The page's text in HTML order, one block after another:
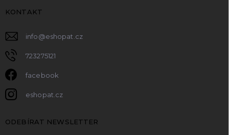
KONTAKT
info@eshopat.cz
723275121
facebook
eshopat.cz
ODEBÍRAT NEWSLETTER